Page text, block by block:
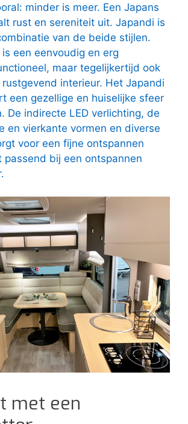
minder is meer. Een Japans
rust en sereniteit uit. Japandi is
van de beide stijlen.
een eenvoudig en erg
maar tegelijkertijd ook
interieur. Het Japandi
een gezellige en huiselijke sfeer
De indirecte LED verlichting, de
en vierkante vormen en diverse
voor een fijne ontspannen
passend bij een ontspannen
met een